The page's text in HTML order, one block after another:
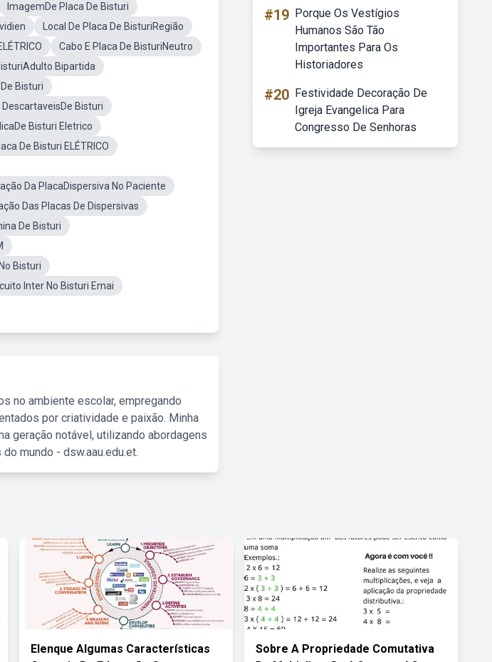
ImagemDe Placa De Bisturi
Local De Placa De BisturiRegião
Cabo E Placa De BisturiNeutro
Bipartida
Bisturi
DescartaveisDe Bisturi
Bisturi Eletrico
De Bisturi ELÉTRICO
Da PlacaDispersiva No Paciente
Das Placas De Dispersivas
De Bisturi
Bisturi
Inter No Bisturi Emai
no ambiente escolar, empregando
por criatividade e paixão. Minha
geração notável, utilizando abordagens
mundo - dsw.aau.edu.et.
#19 Porque Os Vestígios
Humanos São Tão
Importantes Para Os
Historiadores
#20 Festividade Decoração De
Igreja Evangelica Para
Congresso De Senhoras
Elenque Algumas Características
Sobre A Propriedade Comutativa